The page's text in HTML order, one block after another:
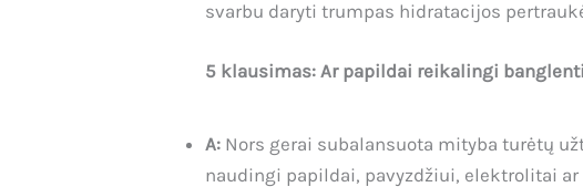
svarbu daryti trumpas hidratacijos
5 klausimas: Ar papildai reikalingi
A: Nors gerai subalansuota mityba turėtų
naudingi papildai, pavyzdžiui, elektrolitai